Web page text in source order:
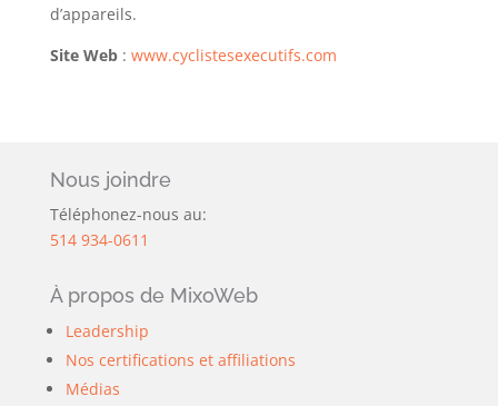
d’appareils.
Site Web: www.cyclistesexecutifs.com
Nous joindre
Téléphonez-nous au:
514 934-0611
À propos de MixoWeb
Leadership
Nos certifications et affiliations
Médias